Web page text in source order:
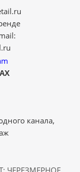
канала,
ЧЕРЕЗМЕРНОЕ